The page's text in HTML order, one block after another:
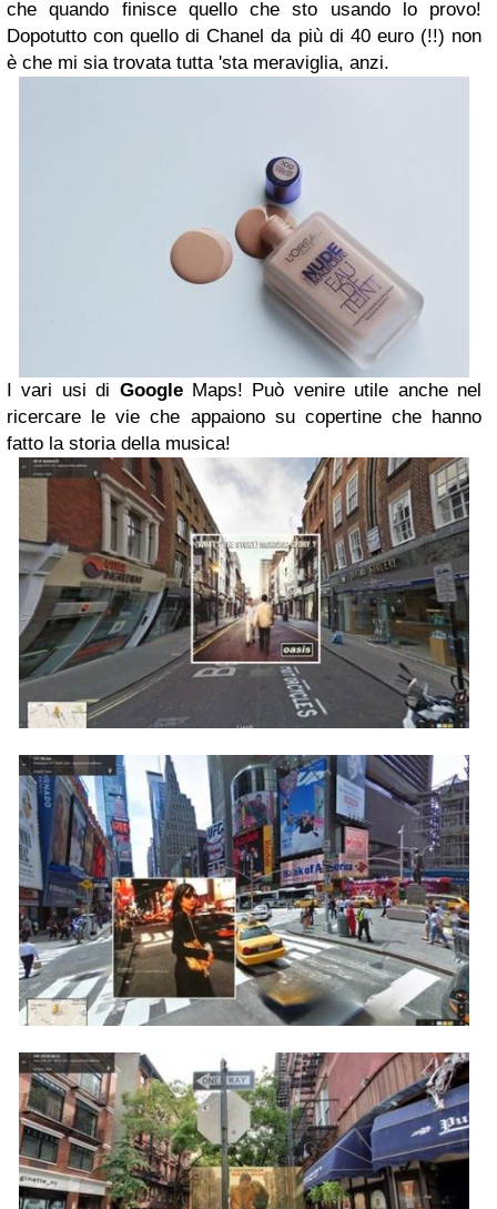
che quando finisce quello che sto usando lo provo!
Dopotutto con quello di Chanel da più di 40 euro (!!) non
è che mi sia trovata tutta 'sta meraviglia, anzi.
I vari usi di GoogleMaps! Può venire utile anche nel
ricercare le vie che appaiono su copertine che hanno
fatto la storia della musica!